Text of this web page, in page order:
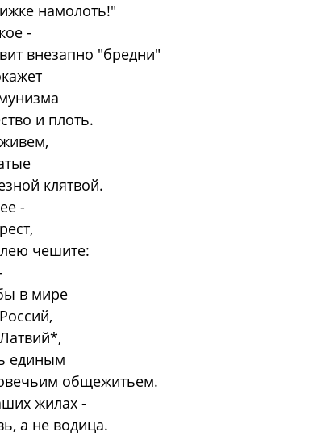
намолоть!"
-
внезапно "бредни"
и плоть.
клятвой.
-
чешите:
в мире
единым
общежитьем.
жилах -
а не водица.